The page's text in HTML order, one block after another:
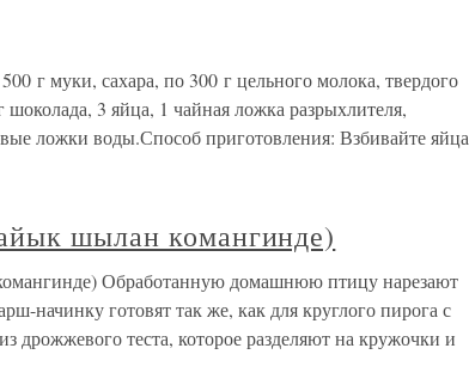
г муки, сахара, по 300 г цельного молока, твердого
3 яйца, 1 чайная ложка разрыхлителя,
ложки воды.Способ приготовления: Взбивайте яйца
шылан комангинде)
Обработанную домашнюю птицу нарезают
начинку готовят так же, как для круглого пирога с
дрожжевого теста, которое разделяют на кружочки и